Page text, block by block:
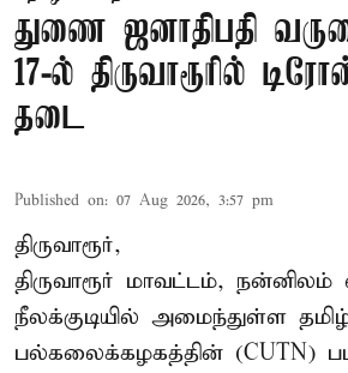
துணை ஜனாதிபதி
17-ல் திருவாரூரில்
தடை
Published on: 07 Aug 2026, 3:57 pm
திருவாரூர்,
திருவாரூர் மாவட்டம், நன்னிலம்
நீலக்குடியில் அமைந்துள்ள
பல்கலைக்கழகத்தின் (CUTN)